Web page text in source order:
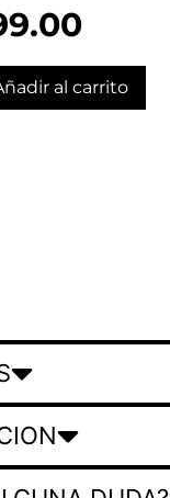
al carrito